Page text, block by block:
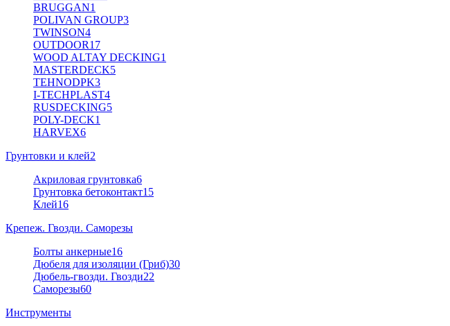
BRUGGAN1
POLIVAN GROUP3
TWINSON4
OUTDOOR17
WOOD ALTAY DECKING1
MASTERDECK5
TEHNODPK3
I-TECHPLAST4
RUSDECKING5
POLY-DECK1
HARVEX6
Грунтовки и клей2
Акриловая грунтовка6
Грунтовка бетоконтакт15
Клей16
Крепеж. Гвозди. Саморезы
Болты анкерные16
Дюбеля для изоляции (Гриб)30
Дюбель-гвозди. Гвозди22
Саморезы60
Инструменты